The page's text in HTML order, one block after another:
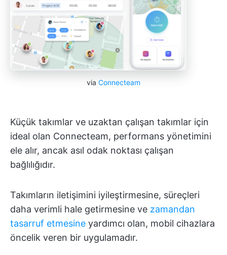
via Connecteam
Küçük takımlar ve uzaktan çalışan takımlar için
ideal olan Connecteam, performans yönetimini
ele alır, ancak asıl odak noktası çalışan
bağlılığıdır.
Takımların iletişimini iyileştirmesine, süreçleri
daha verimli hale getirmesine ve zamandan
tasarruf etmesine yardımcı olan, mobil cihazlara
öncelik veren bir uygulamadır.